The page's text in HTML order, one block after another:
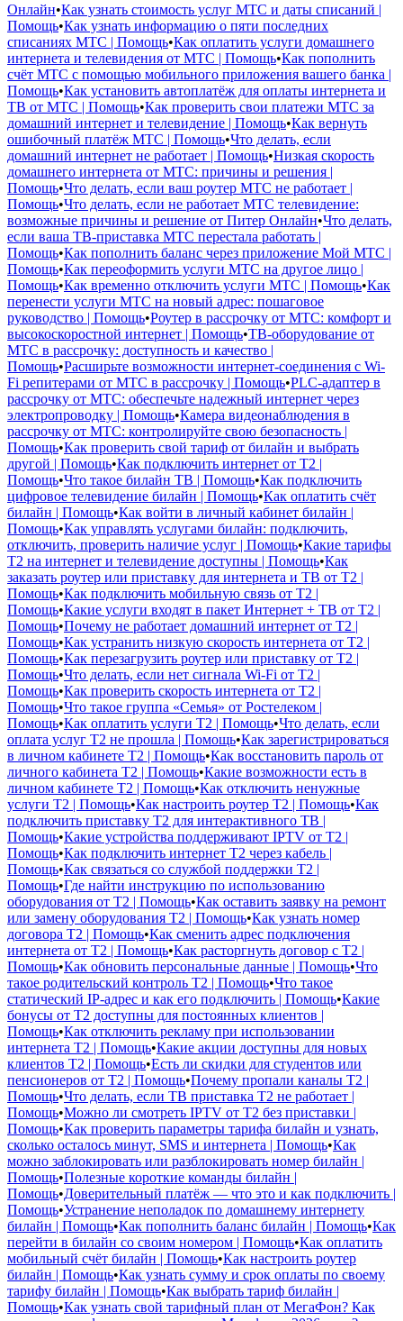
Онлайн•Как узнать стоимость услуг МТС и даты списаний |
Помощь•Как узнать информацию о пяти последних
списаниях МТС | Помощь•Как оплатить услуги домашнего
интернета и телевидения от МТС | Помощь•Как пополнить
счёт МТС с помощью мобильного приложения вашего банка |
Помощь•Как установить автоплатёж для оплаты интернета и
ТВ от МТС | Помощь•Как проверить свои платежи МТС за
домашний интернет и телевидение | Помощь•Как вернуть
ошибочный платёж МТС | Помощь•Что делать, если
домашний интернет не работает | Помощь•Низкая скорость
домашнего интернета от МТС: причины и решения |
Помощь•Что делать, если ваш роутер МТС не работает |
Помощь•Что делать, если не работает МТС телевидение:
возможные причины и решение от Питер Онлайн•Что делать,
если ваша ТВ-приставка МТС перестала работать |
Помощь•Как пополнить баланс через приложение Мой МТС |
Помощь•Как переоформить услуги МТС на другое лицо |
Помощь•Как временно отключить услуги МТС | Помощь•Как
перенести услуги МТС на новый адрес: пошаговое
руководство | Помощь•Роутер в рассрочку от МТС: комфорт и
высокоскоростной интернет | Помощь•ТВ-оборудование от
МТС в рассрочку: доступность и качество |
Помощь•Расширьте возможности интернет-соединения с Wi-
Fi репитерами от МТС в рассрочку | Помощь•PLC-адаптер в
рассрочку от МТС: обеспечьте надежный интернет через
электропроводку | Помощь•Камера видеонаблюдения в
рассрочку от МТС: контролируйте свою безопасность |
Помощь•Как проверить свой тариф от билайн и выбрать
другой | Помощь•Как подключить интернет от T2 |
Помощь•Что такое билайн ТВ | Помощь•Как подключить
цифровое телевидение билайн | Помощь•Как оплатить счёт
билайн | Помощь•Как войти в личный кабинет билайн |
Помощь•Как управлять услугами билайн: подключить,
отключить, проверить наличие услуг | Помощь•Какие тарифы
T2 на интернет и телевидение доступны | Помощь•Как
заказать роутер или приставку для интернета и ТВ от T2 |
Помощь•Как подключить мобильную связь от T2 |
Помощь•Какие услуги входят в пакет Интернет + ТВ от T2 |
Помощь•Почему не работает домашний интернет от T2 |
Помощь•Как устранить низкую скорость интернета от T2 |
Помощь•Как перезагрузить роутер или приставку от T2 |
Помощь•Что делать, если нет сигнала Wi-Fi от T2 |
Помощь•Как проверить скорость интернета от T2 |
Помощь•Что такое группа «Семья» от Ростелеком |
Помощь•Как оплатить услуги T2 | Помощь•Что делать, если
оплата услуг T2 не прошла | Помощь•Как зарегистрироваться
в личном кабинете T2 | Помощь•Как восстановить пароль от
личного кабинета T2 | Помощь•Какие возможности есть в
личном кабинете T2 | Помощь•Как отключить ненужные
услуги T2 | Помощь•Как настроить роутер T2 | Помощь•Как
подключить приставку T2 для интерактивного ТВ |
Помощь•Какие устройства поддерживают IPTV от T2 |
Помощь•Как подключить интернет T2 через кабель |
Помощь•Как связаться со службой поддержки T2 |
Помощь•Где найти инструкцию по использованию
оборудования от T2 | Помощь•Как оставить заявку на ремонт
или замену оборудования T2 | Помощь•Как узнать номер
договора T2 | Помощь•Как сменить адрес подключения
интернета от T2 | Помощь•Как расторгнуть договор с T2 |
Помощь•Как обновить персональные данные | Помощь•Что
такое родительский контроль T2 | Помощь•Что такое
статический IP-адрес и как его подключить | Помощь•Какие
бонусы от T2 доступны для постоянных клиентов |
Помощь•Как отключить рекламу при использовании
интернета T2 | Помощь•Какие акции доступны для новых
клиентов T2 | Помощь•Есть ли скидки для студентов или
пенсионеров от T2 | Помощь•Почему пропали каналы T2 |
Помощь•Что делать, если ТВ приставка T2 не работает |
Помощь•Можно ли смотреть IPTV от T2 без приставки |
Помощь•Как проверить параметры тарифа билайн и узнать,
сколько осталось минут, SMS и интернета | Помощь•Как
можно заблокировать или разблокировать номер билайн |
Помощь•Полезные короткие команды билайн |
Помощь•Доверительный платёж — что это и как подключить |
Помощь•Устранение неполадок по домашнему интернету
билайн | Помощь•Как пополнить баланс билайн | Помощь•Как
перейти в билайн со своим номером | Помощь•Как оплатить
мобильный счёт билайн | Помощь•Как настроить роутер
билайн | Помощь•Как узнать сумму и срок оплаты по своему
тарифу билайн | Помощь•Как выбрать тариф билайн |
Помощь•Как узнать свой тарифный план от МегаФон? Как